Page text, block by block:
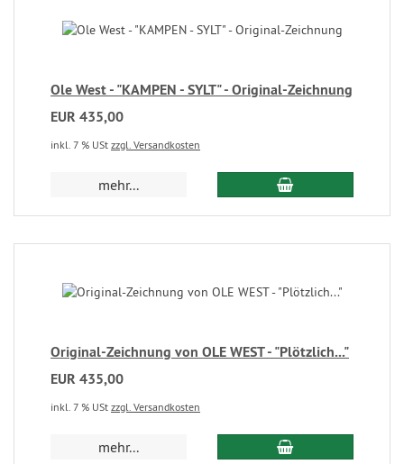
Ole West - "KAMPEN - SYLT" - Original-Zeichnung
EUR 435,00
inkl. 7 % USt zzgl. Versandkosten
mehr...
Original-Zeichnung von OLE WEST - "Plötzlich..."
EUR 435,00
inkl. 7 % USt zzgl. Versandkosten
mehr...